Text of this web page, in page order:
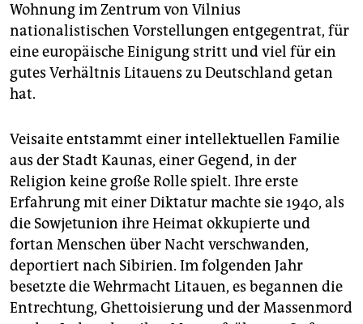
Wohnung im Zentrum von Vilnius
nationalistischen Vorstellungen entgegentrat, für
eine europäische Einigung stritt und viel für ein
gutes Verhältnis Litauens zu Deutschland getan
hat.
Veisaite entstammt einer intellektuellen Familie
aus der Stadt Kaunas, einer Gegend, in der
Religion keine große Rolle spielt. Ihre erste
Erfahrung mit einer Diktatur machte sie 1940, als
die Sowjetunion ihre Heimat okkupierte und
fortan Menschen über Nacht verschwanden,
deportiert nach Sibirien. Im folgenden Jahr
besetzte die Wehrmacht Litauen, es begannen die
Entrechtung, Ghettoisierung und der Massenmord